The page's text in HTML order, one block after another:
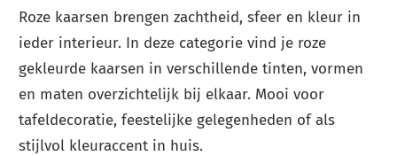
Roze kaarsen brengen zachtheid, sfeer en kleur in
ieder interieur. In deze categorie vind je roze
gekleurde kaarsen in verschillende tinten, vormen
en maten overzichtelijk bij elkaar. Mooi voor
tafeldecoratie, feestelijke gelegenheden of als
stijlvol kleuraccent in huis.